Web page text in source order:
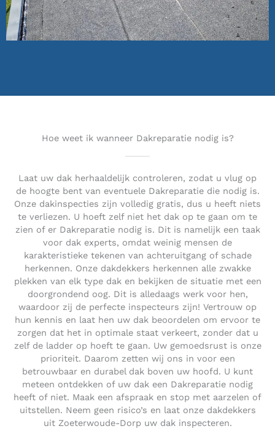
Hoe weet ik wanneer Dakreparatie nodig is?
Laat uw dak herhaaldelijk controleren, zodat u vlug op
de hoogte bent van eventuele Dakreparatie die nodig is.
Onze dakinspecties zijn volledig gratis, dus u heeft niets
te verliezen. U hoeft zelf niet het dak op te gaan om te
zien of er Dakreparatie nodig is. Dit is namelijk een taak
voor dak experts, omdat weinig mensen de
karakteristieke tekenen van achteruitgang of schade
herkennen. Onze dakdekkers herkennen alle zwakke
plekken van elk type dak en bekijken de situatie met een
doorgrondend oog. Dit is alledaags werk voor hen,
waardoor zij de perfecte inspecteurs zijn! Vertrouw op
hun kennis en laat hen uw dak beoordelen om ervoor te
zorgen dat het in optimale staat verkeert, zonder dat u
zelf de ladder op hoeft te gaan. Uw gemoedsrust is onze
prioriteit. Daarom zetten wij ons in voor een
betrouwbaar en durabel dak boven uw hoofd. U kunt
meteen ontdekken of uw dak een Dakreparatie nodig
heeft of niet. Maak een afspraak en stop met aarzelen of
uitstellen. Neem geen risico’s en laat onze dakdekkers
uit Zoeterwoude-Dorp uw dak inspecteren.